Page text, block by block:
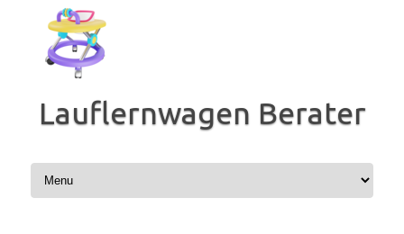
Inhalt
springen
Lauflernwagen Berater